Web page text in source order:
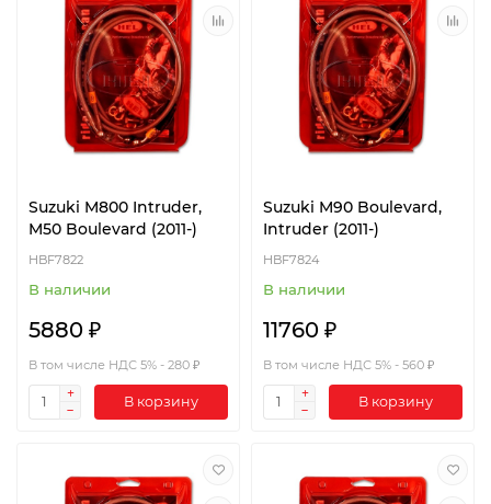
Suzuki M800 Intruder,
M50 Boulevard (2011-)
HBF7822
В наличии
5880 ₽
В том числе НДС 5% - 280 ₽
В корзину
Suzuki M90 Boulevard,
Intruder (2011-)
HBF7824
В наличии
11760 ₽
В том числе НДС 5% - 560 ₽
В корзину